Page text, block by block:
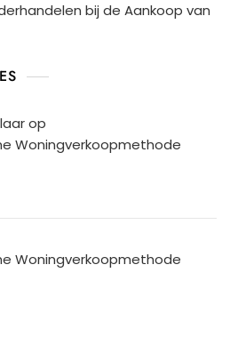
bij de Aankoop van
op
Woningverkoopmethode
Woningverkoopmethode